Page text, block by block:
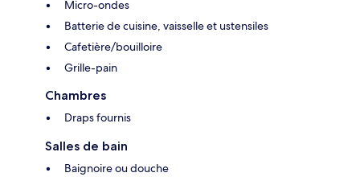
Micro-ondes
Batterie de cuisine, vaisselle et ustensiles
Cafetière/bouilloire
Grille-pain
Chambres
Draps fournis
Salles de bain
Baignoire ou douche